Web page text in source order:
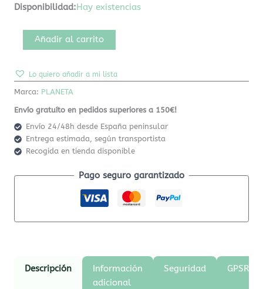
Disponibilidad:Hay existencias
Añadir al carrito
Lo quiero añadir a mi lista
Marca: PLANETA
Envío gratuíto en pedidos superiores a 150€!
Envío 24/48h desde España peninsular
Entrega estimada, según transportista
Recogida en tienda disponible
Pago seguro garantizado
Descripción
Información
adicional
Seguridad GPSR